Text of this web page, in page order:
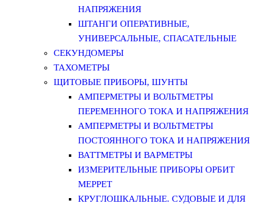
НАПРЯЖЕНИЯ
ШТАНГИ ОПЕРАТИВНЫЕ,
УНИВЕРСАЛЬНЫЕ, СПАСАТЕЛЬНЫЕ
СЕКУНДОМЕРЫ
ТАХОМЕТРЫ
ЩИТОВЫЕ ПРИБОРЫ, ШУНТЫ
АМПЕРМЕТРЫ И ВОЛЬТМЕТРЫ
ПЕРЕМЕННОГО ТОКА И НАПРЯЖЕНИЯ
АМПЕРМЕТРЫ И ВОЛЬТМЕТРЫ
ПОСТОЯННОГО ТОКА И НАПРЯЖЕНИЯ
ВАТТМЕТРЫ И ВАРМЕТРЫ
ИЗМЕРИТЕЛЬНЫЕ ПРИБОРЫ ОРБИТ
МЕРРЕТ
КРУГЛОШКАЛЬНЫЕ. СУДОВЫЕ И ДЛЯ